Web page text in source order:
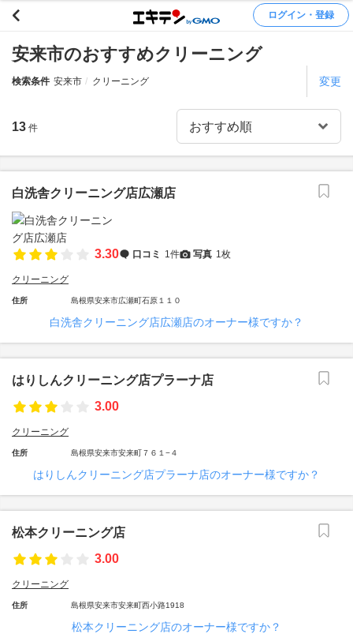
ログイン・登録
安来市のおすすめクリーニング
検索条件 安来市 クリーニング 変更
13 件
白洗舎クリーニング店広瀬店
3.30 口コミ 1件 写真 1枚
クリーニング
住所 島根県安来市広瀬町石原１１０
白洗舎クリーニング店広瀬店のオーナー様ですか？
はりしんクリーニング店プラーナ店
3.00
クリーニング
住所 島根県安来市安来町７６１−４
はりしんクリーニング店プラーナ店のオーナー様ですか？
松本クリーニング店
3.00
クリーニング
住所 島根県安来市安来町西小路1918
松本クリーニング店のオーナー様ですか？